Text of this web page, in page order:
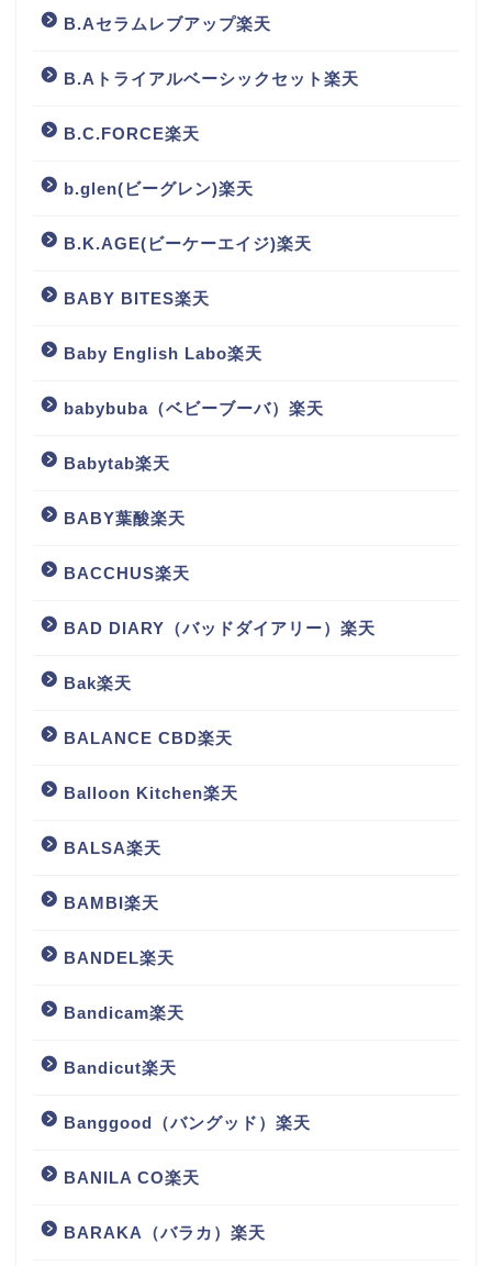
B.Aセラムレブアップ楽天
B.Aトライアルベーシックセット楽天
B.C.FORCE楽天
b.glen(ビーグレン)楽天
B.K.AGE(ビーケーエイジ)楽天
BABY BITES楽天
Baby English Labo楽天
babybuba（ベビーブーバ）楽天
Babytab楽天
BABY葉酸楽天
BACCHUS楽天
BAD DIARY（バッドダイアリー）楽天
Bak楽天
BALANCE CBD楽天
Balloon Kitchen楽天
BALSA楽天
BAMBI楽天
BANDEL楽天
Bandicam楽天
Bandicut楽天
Banggood（バングッド）楽天
BANILA CO楽天
BARAKA（バラカ）楽天